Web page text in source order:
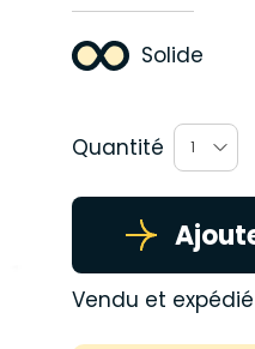
Solide
Quantité 1
Vendu et